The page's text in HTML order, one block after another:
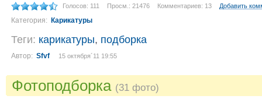
Голосов: 111 Просм.: 21476 Комментариев: 13 Добавить
Категория: Карикатуры
Теги: карикатуры, подборка
Автор: Sfvf 15 октября´11 19:55
Фотоподборка (31 фото)